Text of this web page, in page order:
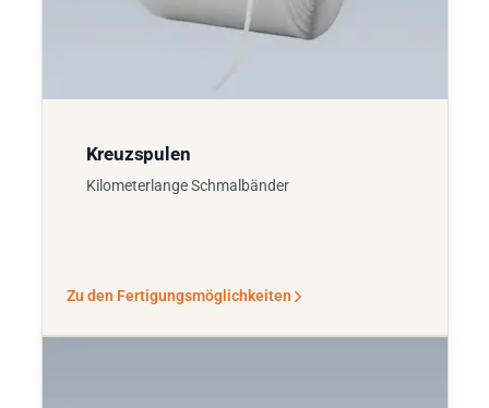
Kreuzspulen
Kilometerlange Schmalbänder
Zu den Fertigungsmöglichkeiten